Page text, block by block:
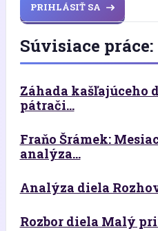
PRIHLÁSIŤ SA
Súvisiace práce:
Záhada kašľajúceho
pátrači...
Fraňo Šrámek:
analýza...
Analýza diela
Rozbor diela Malý